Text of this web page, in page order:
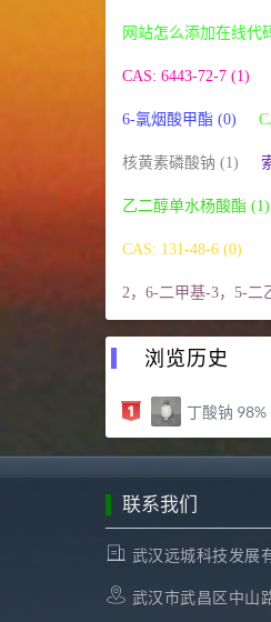
网站怎么添加在线代
CAS: 6443-72-7 (1)
6-氯烟酸甲酯 (0)
核黄素磷酸钠 (1)
乙二醇单水杨酸酯 (1)
CAS: 131-48-6 (0)
2，6-二甲基-3，5-二
浏览历史
丁酸钠
联系我们
武汉远城科技发展
武汉市武昌区中山